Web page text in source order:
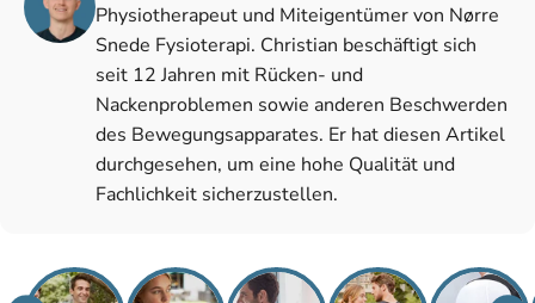
Physiotherapeut und Miteigentümer von Nørre
Snede Fysioterapi. Christian beschäftigt sich
seit 12 Jahren mit Rücken- und
Nackenproblemen sowie anderen Beschwerden
des Bewegungsapparates. Er hat diesen Artikel
durchgesehen, um eine hohe Qualität und
Fachlichkeit sicherzustellen.